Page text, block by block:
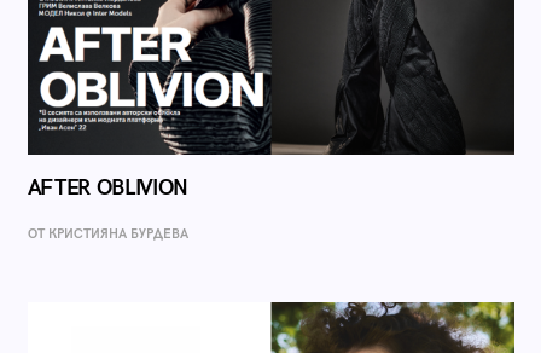
AFTER OBLIVION
ОТ КРИСТИЯНА БУРДЕВА